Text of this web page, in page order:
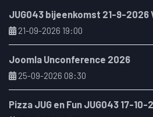
JUG043 bijeenkomst 21-9-2026
21-09-2026 19:00
Joomla Unconference 2026
25-09-2026 08:30
Pizza JUG en Fun JUG043 17-10-